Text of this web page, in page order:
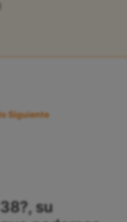
Siguiente
su